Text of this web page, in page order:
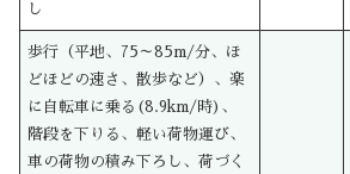
し
歩行（平地、75～85m/分、ほ
どほどの速さ、散歩など）、楽
に自転車に乗る(8.9km/時)、
階段を下りる、軽い荷物運び、
車の荷物の積み下ろし、荷づく